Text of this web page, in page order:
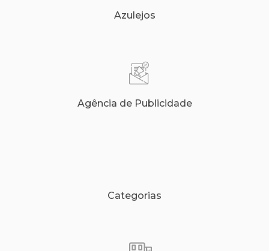
Azulejos
Agência de Publicidade
Categorias